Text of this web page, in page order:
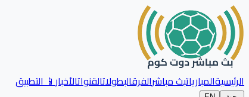
الرئيسيةالمبارياتبث مباشرالفرقالبطولاتالقنواتالأخبار📱 التطبيق